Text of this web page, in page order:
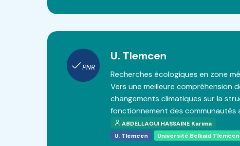
PNR
U. Tlemcen
Recherches écologiques en zone
Vers une meilleure compréhension
changements climatiques sur la
fonctionnement des communautés
ABDELLAOUI HASSAINE Karima
U. Tlemcen
Université Belkaid Tlemcen